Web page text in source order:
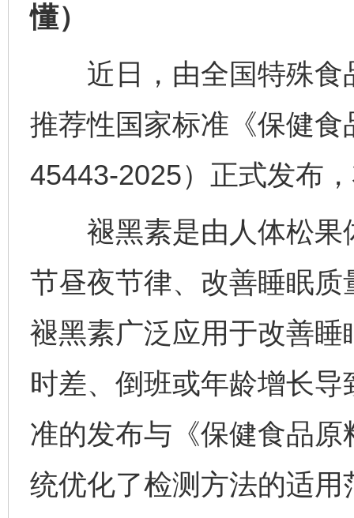
懂）
近日，由全国特殊食
推荐性国家标准《保健
45443-2025）正式发布
褪黑素是由人体松果
节昼夜节律、改善睡眠
褪黑素广泛应用于改善
时差、倒班或年龄增长
准的发布与《保健食品
统优化了检测方法的适